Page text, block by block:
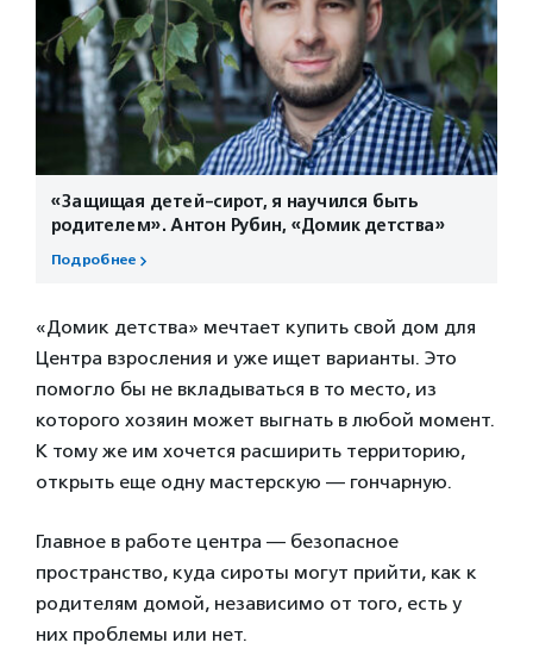
«Защищая детей-сирот, я научился быть
родителем». Антон Рубин, «Домик детства»
Подробнее
«Домик детства» мечтает купить свой дом для
Центра взросления и уже ищет варианты. Это
помогло бы не вкладываться в то место, из
которого хозяин может выгнать в любой момент.
К тому же им хочется расширить территорию,
открыть еще одну мастерскую — гончарную.
Главное в работе центра — безопасное
пространство, куда сироты могут прийти, как к
родителям домой, независимо от того, есть у
них проблемы или нет.